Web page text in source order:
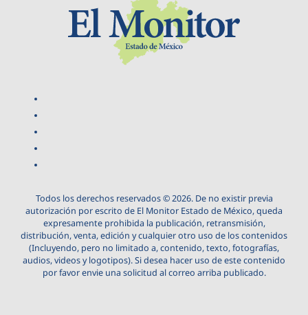
Todos los derechos reservados © 2026. De no existir previa
autorización por escrito de El Monitor Estado de México, queda
expresamente prohibida la publicación, retransmisión,
distribución, venta, edición y cualquier otro uso de los contenidos
(Incluyendo, pero no limitado a, contenido, texto, fotografías,
audios, videos y logotipos). Si desea hacer uso de este contenido
por favor envie una solicitud al correo arriba publicado.